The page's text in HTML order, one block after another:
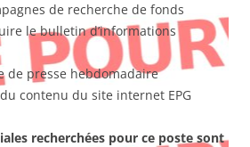
de recherche de fonds
le bulletin d’informations
de presse hebdomadaire
contenu du site internet EPG
recherchées pour ce poste sont